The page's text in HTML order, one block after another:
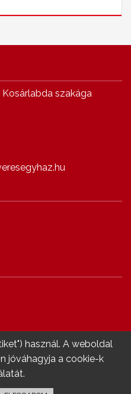
szakága
- MySystem Minden
használ. A weboldal
jóváhagyja a cookie-k